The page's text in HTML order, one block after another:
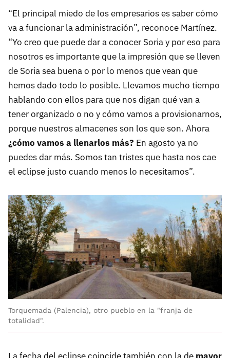
“El principal miedo de los empresarios es saber cómo
va a funcionar la administración”, reconoce Martínez.
“Yo creo que puede dar a conocer Soria y por eso para
nosotros es importante que la impresión que se lleven
de Soria sea buena o por lo menos que vean que
hemos dado todo lo posible. Llevamos mucho tiempo
hablando con ellos para que nos digan qué van a
tener organizado o no y cómo vamos a provisionarnos,
porque nuestros almacenes son los que son. Ahora
¿cómo vamos a llenarlos más? En agosto ya no
puedes dar más. Somos tan tristes que hasta nos cae
el eclipse justo cuando menos lo necesitamos”.
Torquemada (Palencia), otro pueblo en la "franja de
totalidad".